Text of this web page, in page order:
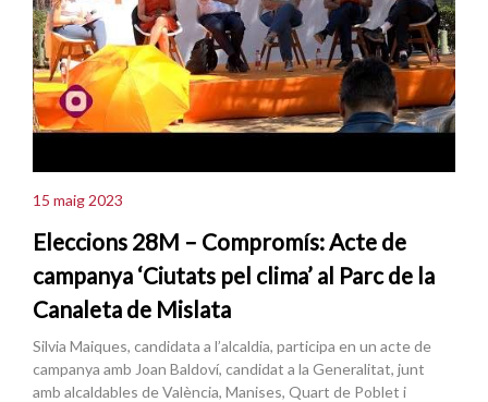
15 maig 2023
Eleccions 28M – Compromís: Acte de
campanya ‘Ciutats pel clima’ al Parc de la
Canaleta de Mislata
Silvia Maiques, candidata a l’alcaldia, participa en un acte de
campanya amb Joan Baldoví, candidat a la Generalitat, junt
amb alcaldables de València, Manises, Quart de Poblet i